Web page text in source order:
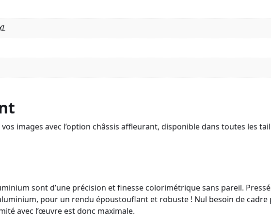
images avec l’option châssis affleurant, disponible dans toutes les
sont d’une précision et finesse colorimétrique sans pareil.
pour un rendu époustouflant et robuste ! Nul besoin de cadre
avec l’œuvre est donc maximale.